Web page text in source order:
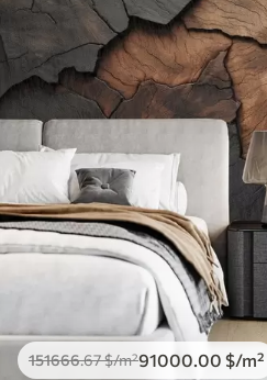
151666.67$/m²91000.00 $/m²